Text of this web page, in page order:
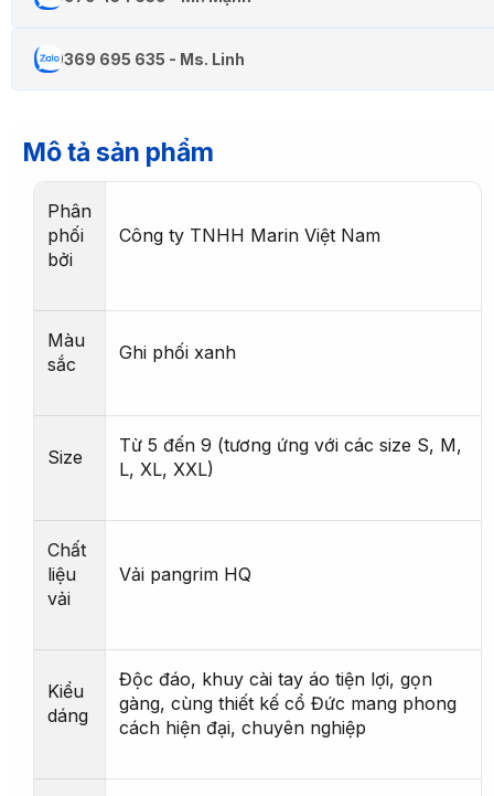
0369 695 635 - Ms. Linh
Mô tả sản phẩm
Phân
phối
bởi
Công ty TNHH Marin Việt Nam
Màu
sắc
Ghi phối xanh
Size
Từ 5 đến 9 (tương ứng với các size S, M,
L, XL, XXL)
Chất
liệu
vải
Vải pangrim HQ
Kiểu
dáng
Độc đáo, khuy cài tay áo tiện lợi, gọn
gàng, cùng thiết kế cổ Đức mang phong
cách hiện đại, chuyên nghiệp